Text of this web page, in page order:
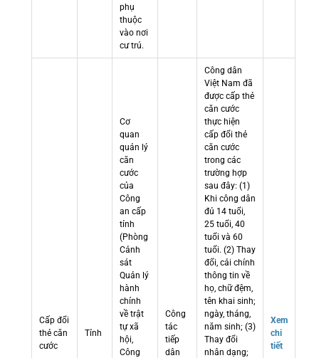
phụ
thuộc
vào nơi
cư trú.
Cấp đổi
thẻ căn
cước
Tỉnh
Cơ
quan
quản lý
căn
cước
của
Công
an cấp
tỉnh
(Phòng
Cảnh
sát
Quản lý
hành
chính
về trật
tự xã
hội,
Công
Công
tác
tiếp
dân
Công dân
Việt Nam đã
được cấp thẻ
căn cước
thực hiện
cấp đổi thẻ
căn cước
trong các
trường hợp
sau đây: (1)
Khi công dân
đủ 14 tuổi,
25 tuổi, 40
tuổi và 60
tuổi. (2) Thay
đổi, cải chính
thông tin về
họ, chữ đệm,
tên khai sinh;
ngày, tháng,
năm sinh; (3)
Thay đổi
nhân dạng;
Xem
chi
tiết